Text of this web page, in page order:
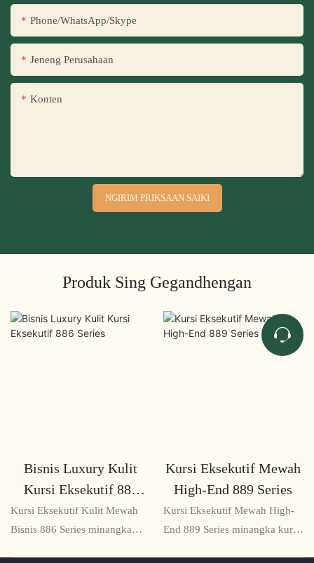
Phone/WhatsApp/Skype
Jeneng Perusahaan
Konten
NGIRIM PRIKSAAN SAIKI
Produk Sing Gegandhengan
Bisnis Luxury Kulit
Kursi Eksekutif 886
Series
Kursi Eksekutif Kulit Mewah
Bisnis 886 Series minangka
Kursi Eksekutif Mewah
High-End 889 Series
Kursi Eksekutif Mewah High-
End 889 Series minangka kursi